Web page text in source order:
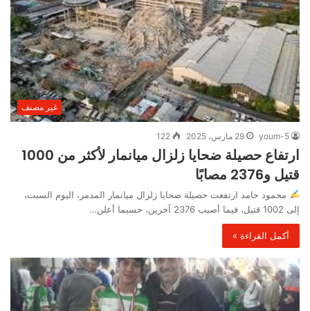
غير مصنف
youm-5 29 مارس، 2025 122
ارتفاع حصيلة ضحايا زلزال ميانمار لأكثر من 1000
قتيل و2376 مصابًا
محمود حامد ارتفعت حصيلة ضحايا زلزال ميانمار المدمر، اليوم السبت،
إلى 1002 قتيل، فيما أصيب 2376 آخرين، حسبما أعلن…
أكمل القراءة »